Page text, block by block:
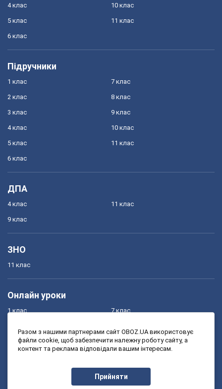
4 клас
5 клас
6 клас
10 клас
11 клас
Підручники
1 клас
2 клас
3 клас
4 клас
5 клас
6 клас
7 клас
8 клас
9 клас
10 клас
11 клас
ДПА
4 клас
9 клас
11 клас
ЗНО
11 клас
Онлайн уроки
1 клас
3 клас
7 клас
9 клас
Разом з нашими партнерами сайт OBOZ.UA використовує
файли cookie, щоб забезпечити належну роботу сайту, а
контент та реклама відповідали вашим інтересам.
Прийняти